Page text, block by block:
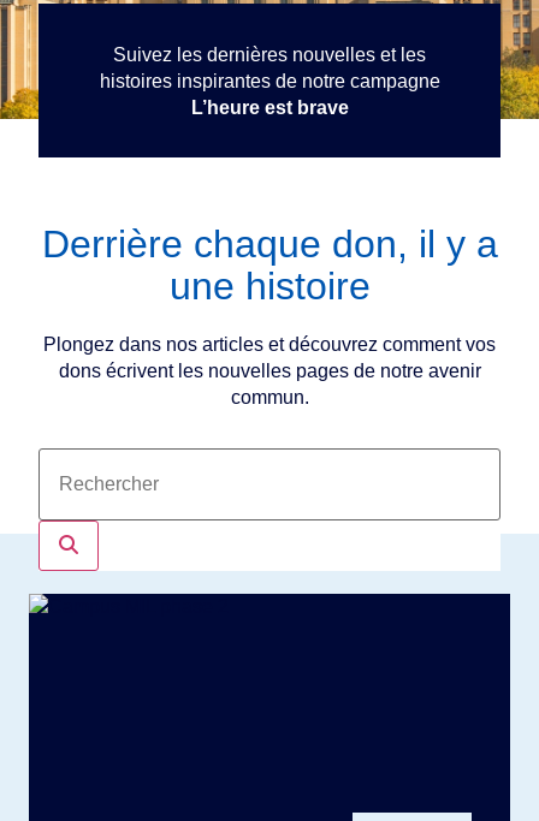
Suivez les dernières nouvelles et les
histoires inspirantes de notre campagne
L’heure est brave
Derrière chaque don, il y a
une histoire
Plongez dans nos articles et découvrez comment vos
dons écrivent les nouvelles pages de notre avenir
commun.